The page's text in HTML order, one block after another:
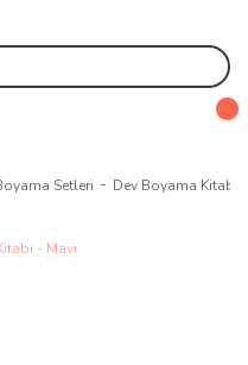
Setleri Dev Boyama Kitabı